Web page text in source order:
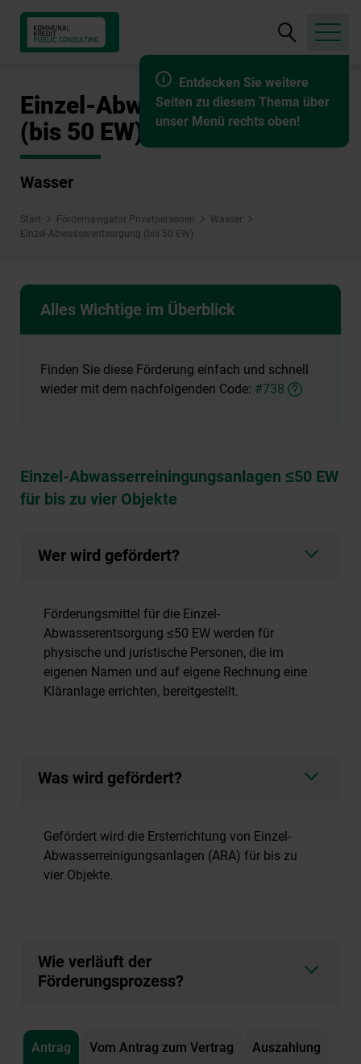
Entdecken Sie weitere
Seiten zu diesem Thema über
unser Menü rechts oben!
Suche
öffnen
Einzel-Abwasserentsorgung
(bis 50 EW)
Wasser
Start Fördernavigator Privatpersonen
Wasser
Einzel-Abwasserentsorgung (bis 50 EW)
Alles Wichtige im Überblick
Finden Sie diese Förderung einfach und schnell
wieder mit dem nachfolgenden Code: #738
Einzel-Abwasserreiningungsanlagen ≤50 EW
für bis zu vier Objekte
Wer wird gefördert?
Förderungsmittel für die Einzel-
Abwasserentsorgung ≤50 EW werden für
physische und juristische Personen, die im
eigenen Namen und auf eigene Rechnung eine
Kläranlage errichten, bereitgestellt.
Was wird gefördert?
Gefördert wird die Ersterrichtung von Einzel-
Abwasserreinigungsanlagen (ARA) für bis zu
vier Objekte.
Wie verläuft der
Förderungsprozess?
Antrag Vom Antrag zum Vertrag Auszahlung